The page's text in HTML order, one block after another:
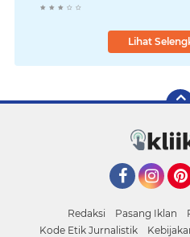
Lihat
Redaksi Pasang Iklan
Kode Etik Jurnalistik